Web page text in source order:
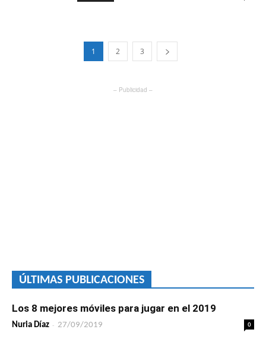
1 2 3
– Publicidad –
ÚLTIMAS PUBLICACIONES
Los 8 mejores móviles para jugar en el 2019
Nuria Díaz - 27/09/2019 0